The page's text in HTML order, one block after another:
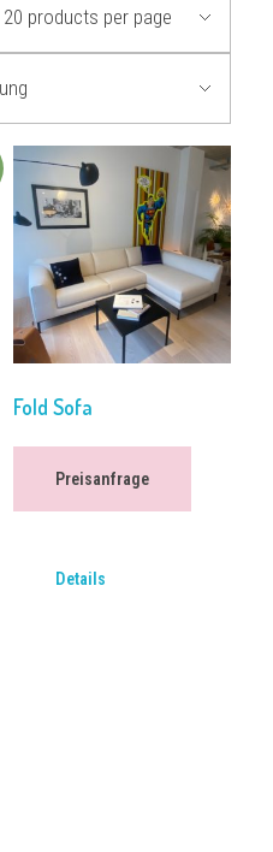
Fold Sofa
Preisanfrage
Details